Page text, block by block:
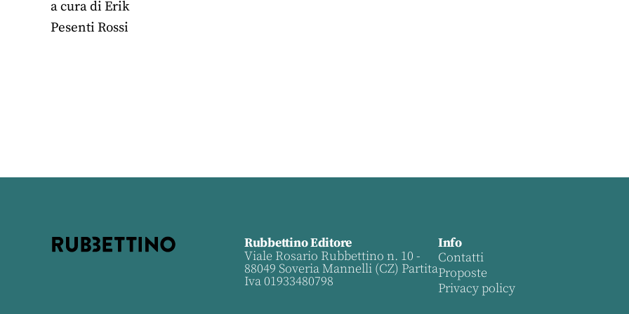
a cura di Erik
Pesenti Rossi
Rubbettino Editore
Viale Rosario Rubbettino n. 10 -
88049 Soveria Mannelli (CZ) Partita
Iva 01933480798
Info
Contatti
Proposte
Privacy policy